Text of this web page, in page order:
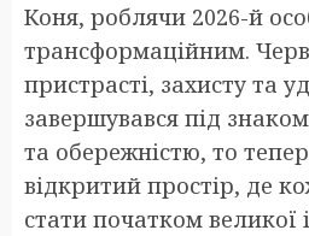
Коня, роблячи 2026-й
трансформаційним.
пристрасті, захисту та
завершувався під
та обережністю, то
відкритий простір, де
стати початком великої